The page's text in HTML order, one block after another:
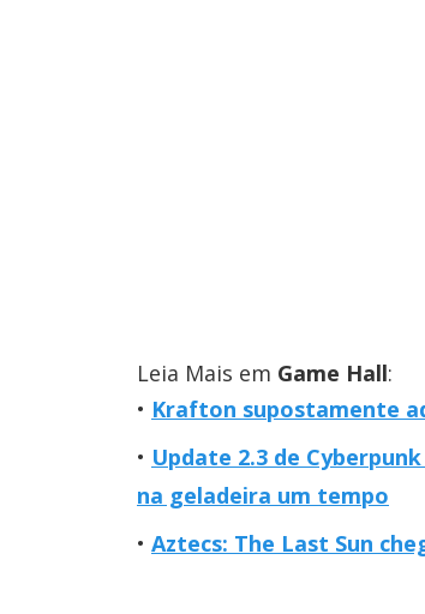
Leia Mais em Game Hall:
Krafton supostamente
Update 2.3 de
na geladeira um tempo
Aztecs: The Last Sun